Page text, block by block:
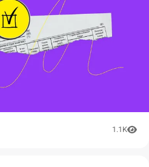
1.1K